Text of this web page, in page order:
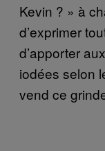
Kevin ? » à
d’exprimer
d’apporter
iodées selon
vend ce